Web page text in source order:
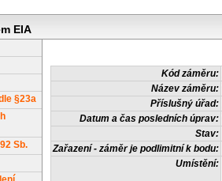
EIA
§23a
Sb.
Kód záměru:
Název záměru:
Příslušný úřad:
Datum a čas posledních úprav:
Stav:
Zařazení - záměr je podlimitní k bodu:
Umístění: